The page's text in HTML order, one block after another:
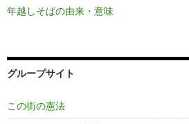
年越しそばの由来・意味
グループサイト
この街の憲法